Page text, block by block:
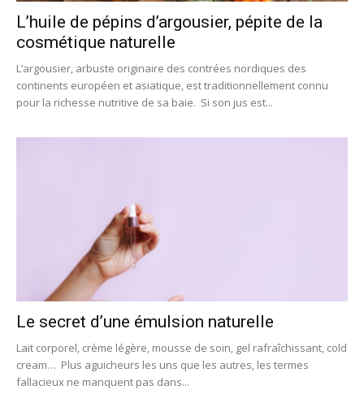
L’huile de pépins d’argousier, pépite de la
cosmétique naturelle
L’argousier, arbuste originaire des contrées nordiques des
continents européen et asiatique, est traditionnellement connu
pour la richesse nutritive de sa baie. Si son jus est...
Le secret d’une émulsion naturelle
Lait corporel, crème légère, mousse de soin, gel rafraîchissant, cold
cream… Plus aguicheurs les uns que les autres, les termes
fallacieux ne manquent pas dans...